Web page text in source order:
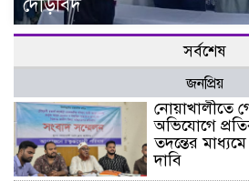
দৌড়বিদ
সর্বশেষ
জনপ্রিয়
নোয়াখালীতে
অভিযোগে
তদন্তের
দাবি